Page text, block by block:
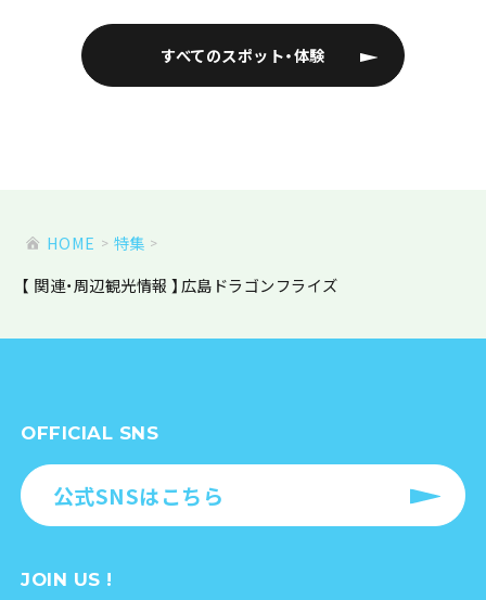
すべてのスポット・体験
HOME
特集
【 関連・周辺観光情報 】広島ドラゴンフライズ
OFFICIAL SNS
公式SNSはこちら
JOIN US !